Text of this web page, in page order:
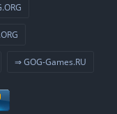
⇒ GOG-Games.RU